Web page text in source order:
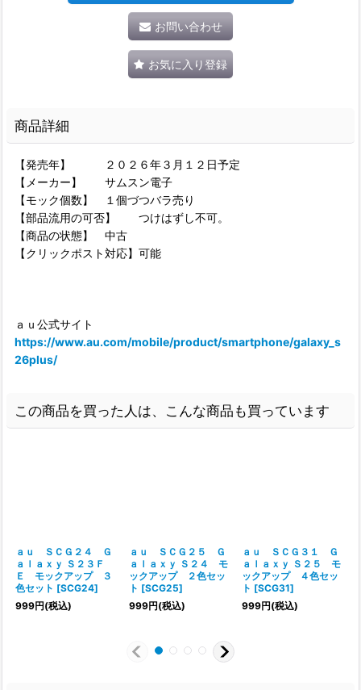
お問い合わせ
お気に入り登録
商品詳細
【発売年】 ２０２６年３月１２日予定
【メーカー】 サムスン電子
【モック個数】 １個づつバラ売り
【部品流用の可否】 つけはずし不可。
【商品の状態】 中古
【クリックポスト対応】可能
ａｕ公式サイト
https://www.au.com/mobile/product/smartphone/galaxy_s
26plus/
この商品を買った人は、こんな商品も買っています
ａｕ ＳＣＧ２４ Ｇ
ａｌａｘｙ Ｓ２３Ｆ
Ｅ モックアップ ３
色セット [SCG24]
999円(税込)
ａｕ ＳＣＧ２５ Ｇ
ａｌａｘｙ Ｓ２４ モ
ックアップ ２色セッ
ト [SCG25]
999円(税込)
ａｕ ＳＣＧ３１ Ｇ
ａｌａｘｙ Ｓ２５ モ
ックアップ ４色セッ
ト [SCG31]
999円(税込)